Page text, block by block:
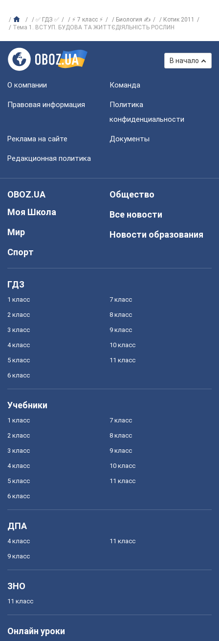
✅ ГДЗ ✅ ⚡ 7 класс ⚡ Биология ✍
Котик 2011
Тема 1. ВСТУП. БУДОВА ТА ЖИТТЄДІЯЛЬНІСТЬ РОСЛИН
В начало
О компании Команда
Правовая информация
Политика
конфиденциальности
Реклама на сайте Документы
Редакционная политика
OBOZ.UA
Моя Школа
Мир
Спорт
Общество
Все новости
Новости образования
ГДЗ
1 класс
2 класс
3 класс
4 класс
5 класс
6 класс
7 класс
8 класс
9 класс
10 класс
11 класс
Учебники
1 класс
2 класс
3 класс
4 класс
5 класс
6 класс
7 класс
8 класс
9 класс
10 класс
11 класс
ДПА
4 класс
9 класс
11 класс
ЗНО
11 класс
Онлайн уроки